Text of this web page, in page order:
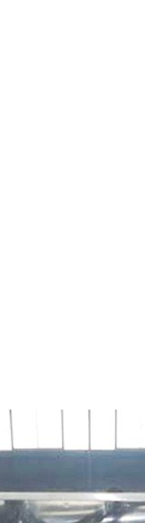
主辅料混合均匀。
叶与桶身间隙小，
能防止物料外泻。